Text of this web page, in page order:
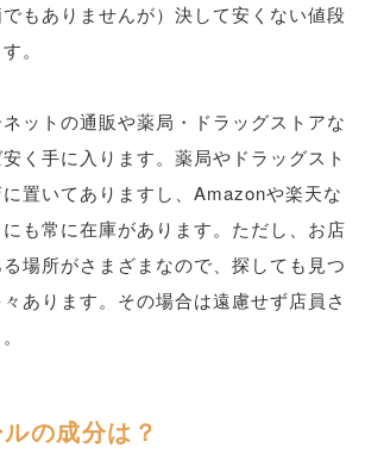
もありませんが）決して安くない値段
。
ットの通販や薬局・ドラッグストアな
く手に入ります。薬局やドラッグスト
置いてありますし、Amazonや楽天な
も常に在庫があります。ただし、お店
場所がさまざまなので、探しても見つ
あります。その場合は遠慮せず店員さ
の成分は？